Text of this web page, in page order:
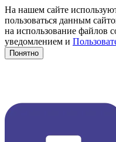
На нашем сайте
пользоваться данным
на использование файлов
уведомлением и
Понятно